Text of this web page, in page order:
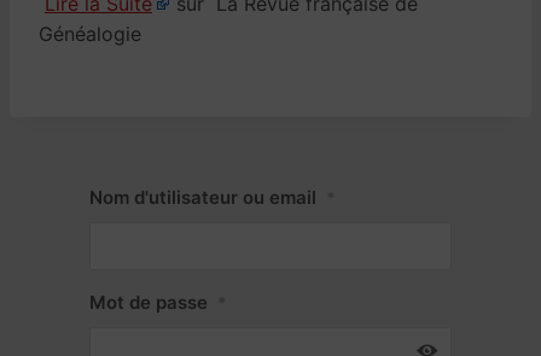
Généalogie
Nom d'utilisateur ou email
Mot de passe